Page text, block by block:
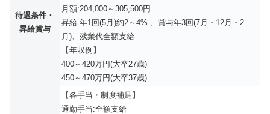
待遇条件・
昇給賞与
月額:204,000～305,500円
昇給 年1回(5月)約2～4% 、賞与年3回(7月・12月・2
月)、残業代全額支給
【年収例】
400～420万円(大卒27歳)
450～470万円(大卒37歳)
【各手当・制度補足】
通勤手当:全額支給